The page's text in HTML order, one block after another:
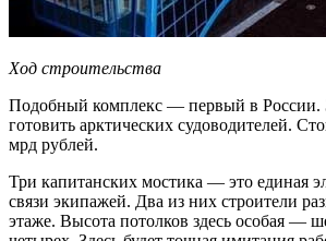
Ход строительства
Подобный комплекс — первый в России.
готовить арктических судоводителей.
мрд рублей.
Три капитанских мостика — это единая
связи экипажей. Два из них строители
этаже. Высота потолков здесь особая —